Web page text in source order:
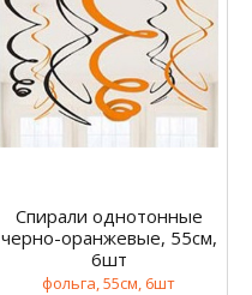
Спирали однотонные
черно-оранжевые, 55см,
6шт
фольга, 55см, 6шт